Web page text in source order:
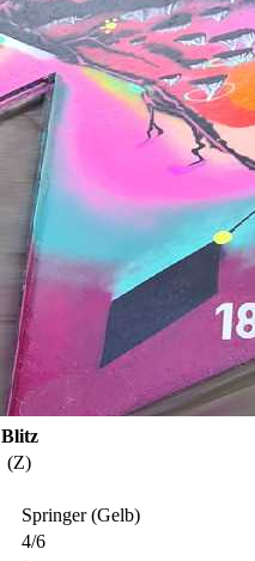
Blitz
(Z)
Springer (Gelb)
4/6